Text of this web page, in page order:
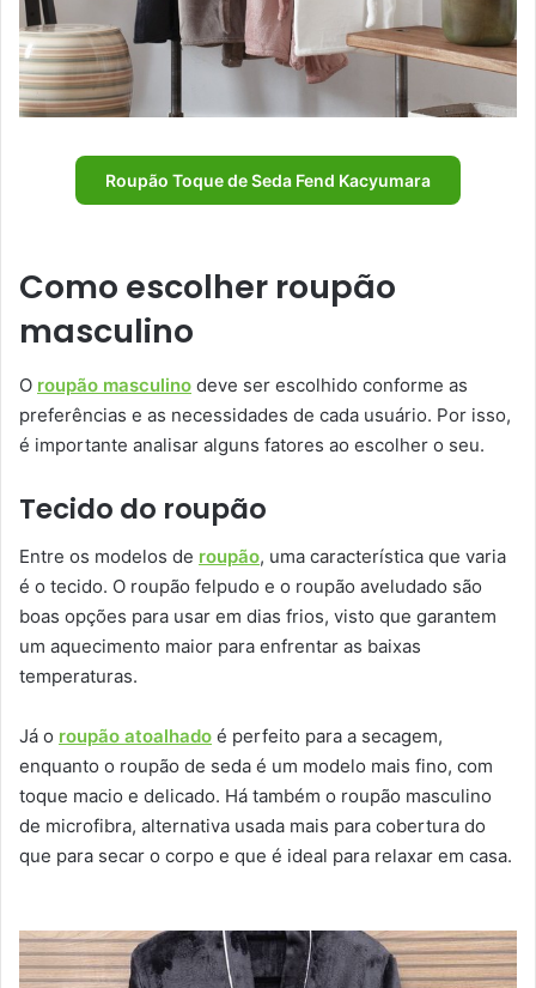
Roupão Toque de Seda Fend Kacyumara
Como escolher roupão
masculino
O roupão masculino deve ser escolhido conforme as
preferências e as necessidades de cada usuário. Por isso,
é importante analisar alguns fatores ao escolher o seu.
Tecido do roupão
Entre os modelos de roupão, uma característica que varia
é o tecido. O roupão felpudo e o roupão aveludado são
boas opções para usar em dias frios, visto que garantem
um aquecimento maior para enfrentar as baixas
temperaturas.
Já o roupão atoalhado é perfeito para a secagem,
enquanto o roupão de seda é um modelo mais fino, com
toque macio e delicado. Há também o roupão masculino
de microfibra, alternativa usada mais para cobertura do
que para secar o corpo e que é ideal para relaxar em casa.